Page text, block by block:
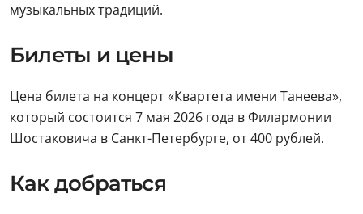
музыкальных традиций.
Билеты и цены
Цена билета на концерт «Квартета имени Танеева»,
который состоится 7 мая 2026 года в Филармонии
Шостаковича в Санкт-Петербурге, от 400 рублей.
Как добраться